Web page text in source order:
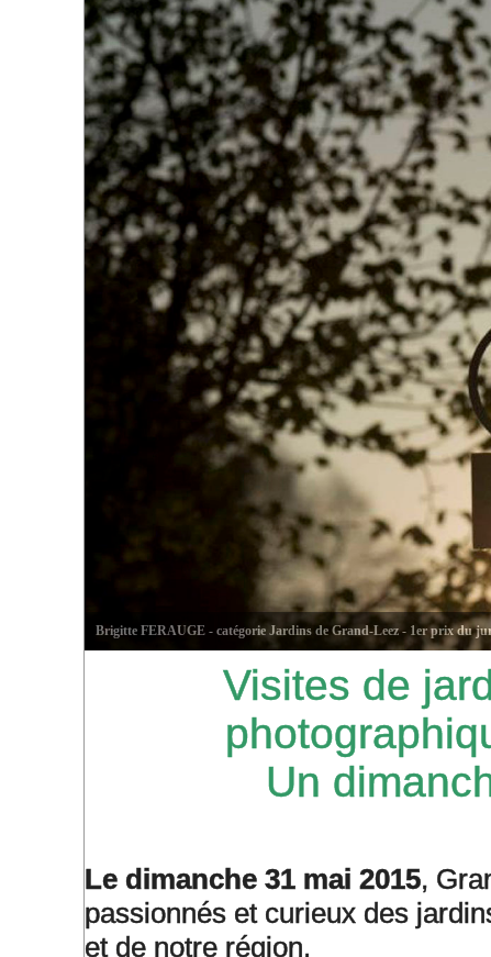
Visites de
Un
Le dimanche 31 mai 2015,
passionnés et curieux des
et de notre région.